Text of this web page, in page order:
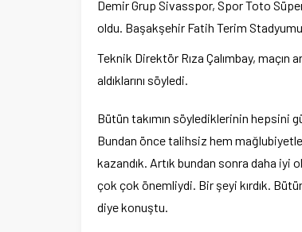
Demir Grup Sivasspor, Spor Toto
oldu. Başakşehir Fatih Terim
Teknik Direktör Rıza Çalımbay, maçın
aldıklarını söyledi.
Bütün takımın söylediklerinin hepsini
Bundan önce talihsiz hem
kazandık. Artık bundan sonra daha iyi
çok çok önemliydi. Bir şeyi kırdık.
diye konuştu.